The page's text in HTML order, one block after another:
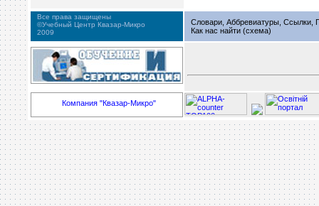
Все права защищены
©Учебный Центр Квазар-Микро
2009
Словари, Аббревиатуры, Ссылки,
Как нас найти (схема)
Компания "Квазар-Микро"